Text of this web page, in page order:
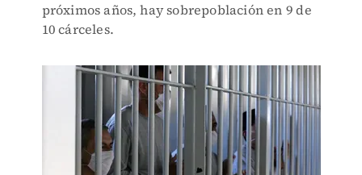
próximos años, hay sobrepoblación en 9 de
10 cárceles.